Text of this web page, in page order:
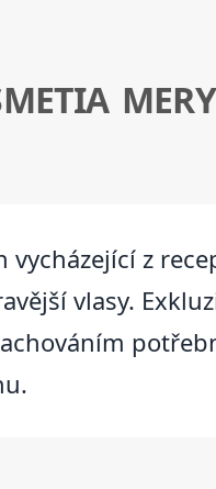
vycházející z
vlasy.